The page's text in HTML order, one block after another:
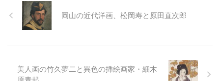
岡山の近代洋画、松岡寿と原田直次郎
美人画の竹久夢二と異色の挿絵画家・細木